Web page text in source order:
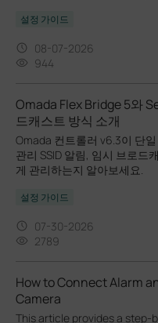
설정 가이드
08-07-2026
944
Omada Flex Bridge 5와
드캐스트 방식 소개
Omada 컨트롤러 v6.3이 단
관리 SSID 알림, 임시 브로드
게 관리하는지 알아보세요.
설정 가이드
07-30-2026
2789
How to Connect Alarm
Camera
This article provides a step-